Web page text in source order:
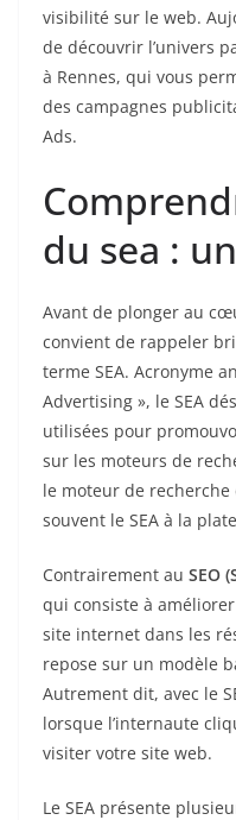
visibilité sur le web.
de découvrir l’univers
à Rennes, qui vous
des campagnes
Ads.
du sea :
Avant de plonger au
convient de rappeler
terme SEA. Acronyme
Advertising », le SEA
utilisées pour
sur les moteurs de
le moteur de
souvent le SEA à la
Contrairement au SEO
qui consiste à
site internet dans les
repose sur un modèle
Autrement dit, avec le
lorsque l’internaute
visiter votre site web.
Le SEA présente